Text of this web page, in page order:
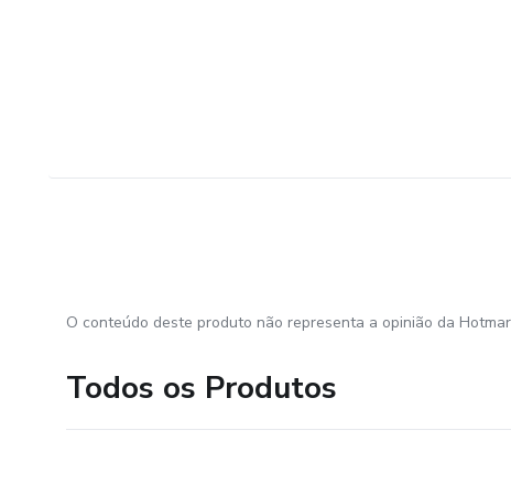
O conteúdo deste produto não representa a opinião da
Todos os Produtos